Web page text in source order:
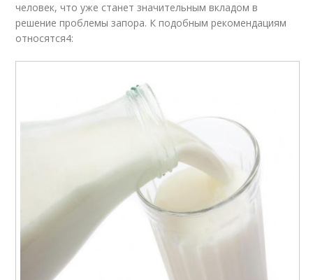
человек, что уже станет значительным вкладом в
решение проблемы запора. К подобным рекомендациям
относятся4: